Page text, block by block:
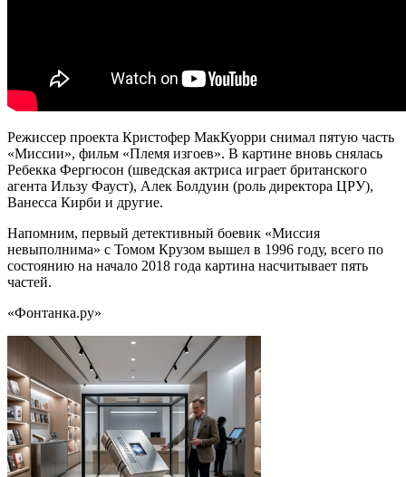
Режиссер проекта Кристофер МакКуорри снимал пятую часть
«Миссии», фильм «Племя изгоев». В картине вновь снялась
Ребекка Фергюсон (шведская актриса играет британского
агента Ильзу Фауст), Алек Болдуин (роль директора ЦРУ),
Ванесса Кирби и другие.
Напомним, первый детективный боевик «Миссия
невыполнима» с Томом Крузом вышел в 1996 году, всего по
состоянию на начало 2018 года картина насчитывает пять
частей.
«Фонтанка.ру»